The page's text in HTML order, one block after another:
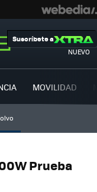
NUEVO
Suscríbete a
MOVILIDAD
Prueba